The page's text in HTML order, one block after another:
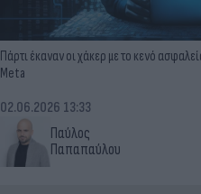
Πάρτι έκαναν οι χάκερ με το κενό
Meta
Παύλος
Παπαπαύλου
02.06.2026 13:33